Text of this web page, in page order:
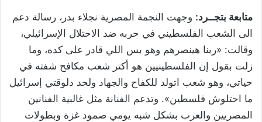
متابعة بتجــرد: وجهت النجمة المصرية نجلاء بدر، رسالة دعم
الى الشعب الفلسطيني في حربه ضد الاحتلال الإسرائيلي،
وقالت: «ربنا هينصرهم وهو بس اللي قادر على كده، وما
زلت بقول إن الفلسطينيين هو أكتر شعب مكافح شفته في
حياتي، وهو شعب اتولد للكفاح والجهاد ولحد دلوقتي إسرائيل
ما احتلوش فلسطين». وتدعم الفنانة مثل غالبية الفنانين
المصريين والعرب بشكل شبه يومي صمود غزة وبطولات